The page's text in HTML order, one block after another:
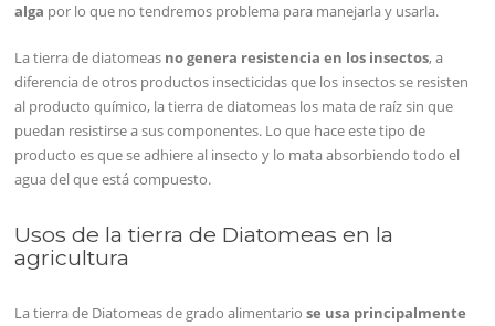
alga por lo que no tendremos problema para manejarla y usarla.
La tierra de diatomeas no genera resistencia en los insectos, a
diferencia de otros productos insecticidas que los insectos se resisten
al producto químico, la tierra de diatomeas los mata de raíz sin que
puedan resistirse a sus componentes. Lo que hace este tipo de
producto es que se adhiere al insecto y lo mata absorbiendo todo el
agua del que está compuesto.
Usos de la tierra de Diatomeas en la
agricultura
La tierra de Diatomeas de grado alimentariose usa principalmente